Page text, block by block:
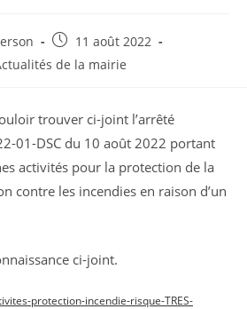
Publication
publiée :
11 août 2022
de la mairie
trouver ci-joint l’arrêté
01-DSC du 10 août 2022 portant
activités pour la protection de la
contre les incendies en raison d’un
ci-joint.
protection-incendie-risque-TRES-